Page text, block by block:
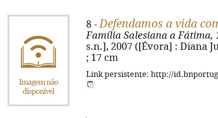
8 -Defendamos a vida
Família Salesiana a Fátima,
s.n.], 2007 ([Évora] : Diana
; 17 cm
Link persistente: http://